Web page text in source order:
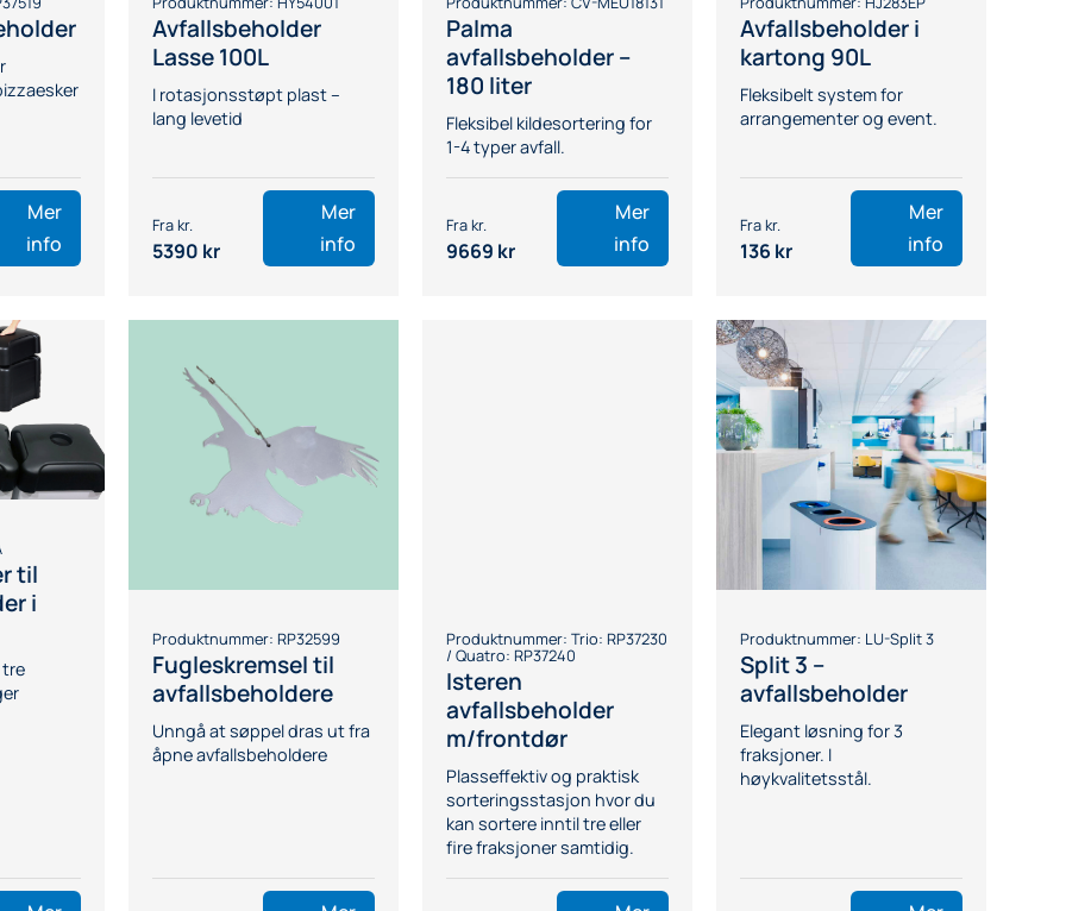
riktig?
Mer
info
Avfallsbeholder
Lasse 100L
I rotasjonsstøpt plast –
lang levetid
5390 kr
Mer
info
Palma
avfallsbeholder –
180 liter
Fleksibel kildesortering for
1-4 typer avfall.
9669 kr
Mer
info
Avfallsbeholder i
kartong 90L
Fleksibelt system for
arrangementer og event.
136 kr
Mer
info
til
i
tre
Produktnummer:RP32599
Fugleskremsel til
avfallsbeholdere
Unngå at søppel dras ut fra
åpne avfallsbeholdere
Produktnummer: Trio: RP37230
/ Quatro: RP37240
Isteren
avfallsbeholder
m/frontdør
Plasseffektiv og praktisk
sorteringsstasjon hvor du
kan sortere inntil tre eller
fire fraksjoner samtidig.
Produktnummer: LU-Split 3
Split 3 –
avfallsbeholder
Elegant løsning for 3
fraksjoner. I
høykvalitetsstål.